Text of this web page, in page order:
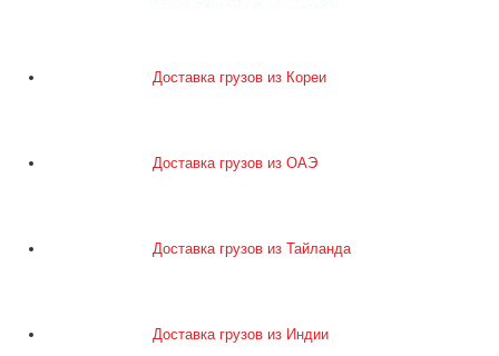
Доставка грузов из Кореи
Доставка грузов из ОАЭ
Доставка грузов из Тайланда
Доставка грузов из Индии